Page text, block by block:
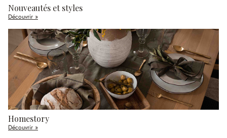
Nouveautés et styles
Découvrir »
Homestory
Découvrir »